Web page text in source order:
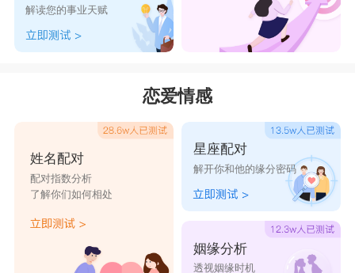
解读您的事业天赋
恋爱情感
姓名配对
配对指数分析
了解你们如何相处
星座配对
解开你和他的缘分密码
姻缘分析
透视姻缘时机